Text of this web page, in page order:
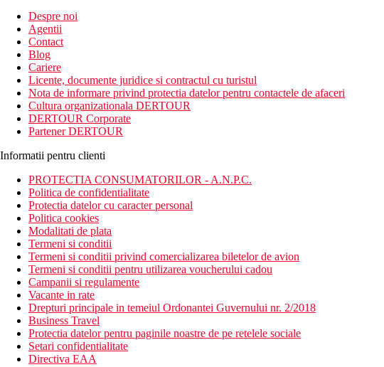
Despre noi
Agentii
Contact
Blog
Cariere
Licente, documente juridice si contractul cu turistul
Nota de informare privind protectia datelor pentru contactele de afaceri
Cultura organizationala DERTOUR
DERTOUR Corporate
Partener DERTOUR
Informatii pentru clienti
PROTECTIA CONSUMATORILOR - A.N.P.C.
Politica de confidentialitate
Protectia datelor cu caracter personal
Politica cookies
Modalitati de plata
Termeni si conditii
Termeni si conditii privind comercializarea biletelor de avion
Termeni si conditii pentru utilizarea voucherului cadou
Campanii si regulamente
Vacante in rate
Drepturi principale in temeiul Ordonantei Guvernului nr. 2/2018
Business Travel
Protectia datelor pentru paginile noastre de pe retelele sociale
Setari confidentialitate
Directiva EAA